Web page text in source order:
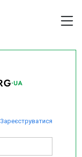
Зареєструватися